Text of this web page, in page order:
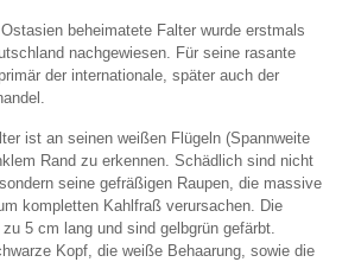
beheimatete Falter wurde erstmals
nachgewiesen. Für seine rasante
der internationale, später auch der
ist an seinen weißen Flügeln (Spannweite
Rand zu erkennen. Schädlich sind nicht
seine gefräßigen Raupen, die massive
kompletten Kahlfraß verursachen. Die
5 cm lang und sind gelbgrün gefärbt.
Kopf, die weiße Behaarung, sowie die